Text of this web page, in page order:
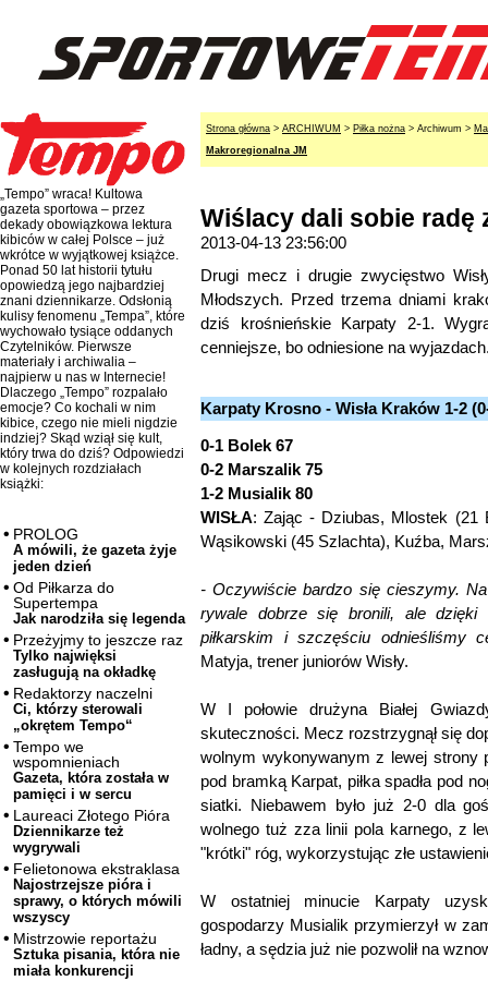
„Tempo” wraca! Kultowa
gazeta sportowa – przez
dekady obowiązkowa lektura
kibiców w całej Polsce – już
wkrótce w wyjątkowej książce.
Ponad 50 lat historii tytułu
opowiedzą jego najbardziej
znani dziennikarze. Odsłonią
kulisy fenomenu „Tempa”, które
wychowało tysiące oddanych
Czytelników. Pierwsze
materiały i archiwalia –
najpierw u nas w Internecie!
Dlaczego „Tempo” rozpalało
emocje? Co kochali w nim
kibice, czego nie mieli nigdzie
indziej? Skąd wziął się kult,
który trwa do dziś? Odpowiedzi
w kolejnych rozdziałach
książki:
PROLOG
A mówili, że gazeta żyje
jeden dzień
Od Piłkarza do
Supertempa
Jak narodziła się legenda
Przeżyjmy to jeszcze raz
Tylko najwięksi
zasługują na okładkę
Redaktorzy naczelni
Ci, którzy sterowali
„okrętem Tempo“
Tempo we
wspomnieniach
Gazeta, która została w
pamięci i w sercu
Laureaci Złotego Pióra
Dziennikarze też
wygrywali
Felietonowa ekstraklasa
Najostrzejsze pióra i
sprawy, o których mówili
wszyscy
Mistrzowie reportażu
Sztuka pisania, która nie
miała konkurencji
Strona główna > ARCHIWUM > Piłka nożna > Archiwum >
Makroregionalna JM
Wiślacy dali sobie radę
2013-04-13 23:56:00
Drugi mecz i drugie zwycięstwo
Młodszych. Przed trzema dniami
dziś krośnieńskie Karpaty 2-1.
cenniejsze, bo odniesione na
Karpaty Krosno - Wisła Kraków 1-2
0-1 Bolek 67
0-2 Marszalik 75
1-2 Musialik 80
WISŁA: Zając - Dziubas, Mlostek (21
Wąsikowski (45 Szlachta), Kuźba,
- Oczywiście bardzo się cieszymy.
rywale dobrze się bronili, ale dzięki
piłkarskim i szczęściu odnieśliśmy
Matyja, trener juniorów Wisły.
W I połowie drużyna Białej
skuteczności. Mecz rozstrzygnął się
wolnym wykonywanym z lewej strony
pod bramką Karpat, piłka spadła pod
siatki. Niebawem było już 2-0 dla
wolnego tuż zza linii pola karnego, z
"krótki" róg, wykorzystując złe
W ostatniej minucie Karpaty
gospodarzy Musialik przymierzył w
ładny, a sędzia już nie pozwolił na